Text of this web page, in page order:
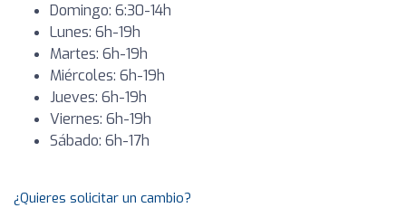
Domingo: 6:30-14h
Lunes: 6h-19h
Martes: 6h-19h
Miércoles: 6h-19h
Jueves: 6h-19h
Viernes: 6h-19h
Sábado: 6h-17h
¿Quieres solicitar un cambio?